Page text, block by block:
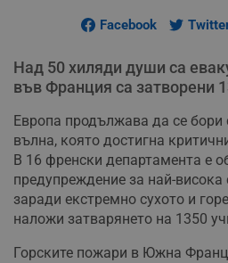
Facebook
Над 50 хиляди души са
във Франция са затворени
Европа продължава да се бори
вълна, която достигна
В 16 френски департамента е
предупреждение за най-висока
заради екстремно сухото и
наложи затварянето на 1350
Горските пожари в Южна